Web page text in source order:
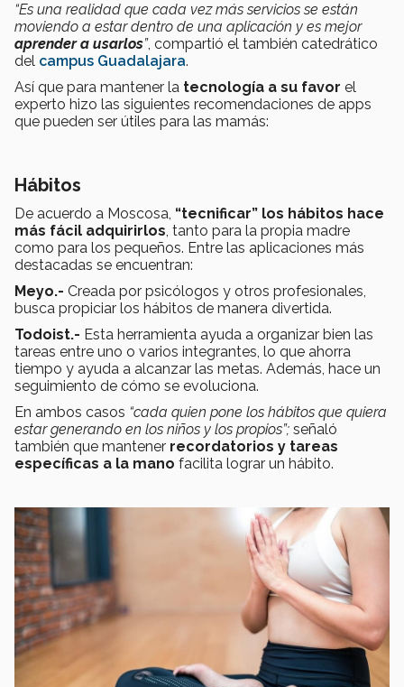
“Es una realidad que cada vez más servicios se están
moviendo a estar dentro de una aplicación y es mejor
aprender a usarlos”, compartió el también catedrático
del campus Guadalajara.
Así que para mantener la tecnología a su favor el
experto hizo las siguientes recomendaciones de apps
que pueden ser útiles para las mamás:
Hábitos
De acuerdo a Moscosa, “tecnificar” los hábitos hace
más fácil adquirirlos, tanto para la propia madre
como para los pequeños. Entre las aplicaciones más
destacadas se encuentran:
Meyo.- Creada por psicólogos y otros profesionales,
busca propiciar los hábitos de manera divertida.
Todoist.- Esta herramienta ayuda a organizar bien las
tareas entre uno o varios integrantes, lo que ahorra
tiempo y ayuda a alcanzar las metas. Además, hace un
seguimiento de cómo se evoluciona.
En ambos casos “cada quien pone los hábitos que quiera
estar generando en los niños y los propios”; señaló
también que mantener recordatorios y tareas
específicas a la mano facilita lograr un hábito.